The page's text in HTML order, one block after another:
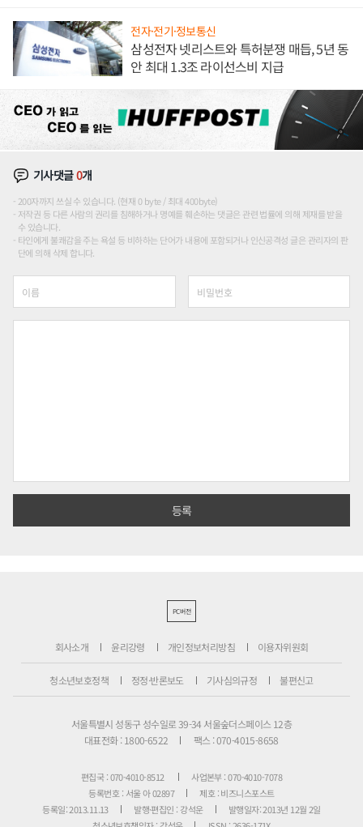
전자·전기·정보통신
삼성전자 넷리스트와 특허분쟁 매듭, 5년 동
안 최대 1.3조 라이선스비 지급
기사댓글0개
200자까지 쓰실 수 있습니다. (현재 0 byte / 최대 400byte)
저작권 등 다른 사람의 권리를 침해하거나 명예를 훼손하는 댓글은 관련 법률에 의해 제재를 받을
수 있습니다.
타인에게 불쾌감을 주는 욕설 등 비하하는 단어가 내용에 포함되거나 인신공격성 글은 관리자의 판
단에 의해 삭제 합니다.
PC버전
회사소개 윤리강령 개인정보처리방침 이용자위원회
청소년보호정책 정정·반론보도 기사심의규정 불편신고
서울특별시 성동구 성수일로 39-34 서울숲더스페이스 12층
대표전화 : 1800-6522
팩스 : 070-4015-8658
편집국 : 070-4010-8512
사업본부 : 070-4010-7078
등록번호 : 서울 아 02897
제호 : 비즈니스포스트
등록일: 2013.11.13
발행·편집인 : 강석운
발행일자: 2013년 12월 2일